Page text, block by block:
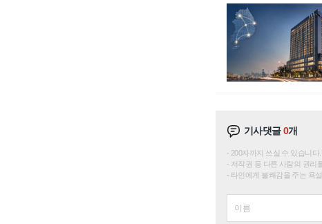
기사댓글0개
200자까지 쓰실 수 있습니다
저작권 등 다른 사람의 권리
타인에게 불쾌감을 주는 욕